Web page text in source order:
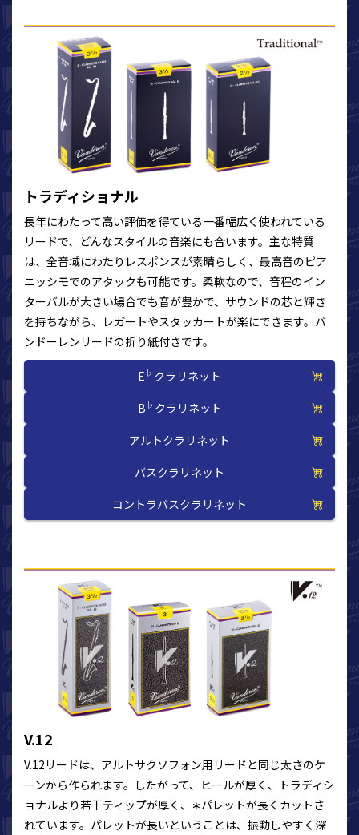
トラディショナル
長年にわたって高い評価を得ている一番幅広く使われている
リードで、どんなスタイルの音楽にも合います。主な特質
は、全音域にわたりレスポンスが素晴らしく、最高音のピア
ニッシモでのアタックも可能です。柔軟なので、音程のイン
ターバルが大きい場合でも音が豊かで、サウンドの芯と輝き
を持ちながら、レガートやスタッカートが楽にできます。バ
ンドーレンリードの折り紙付きです。
E ♭ クラリネット
B ♭ クラリネット
アルトクラリネット
バスクラリネット
コントラバスクラリネット
V.12
V.12リードは、アルトサクソフォン用リードと同じ太さのケ
ーンから作られます。したがって、ヒールが厚く、トラディシ
ョナルより若干ティップが厚く、∗パレットが長くカットさ
れています。パレットが長いということは、振動しやすく深